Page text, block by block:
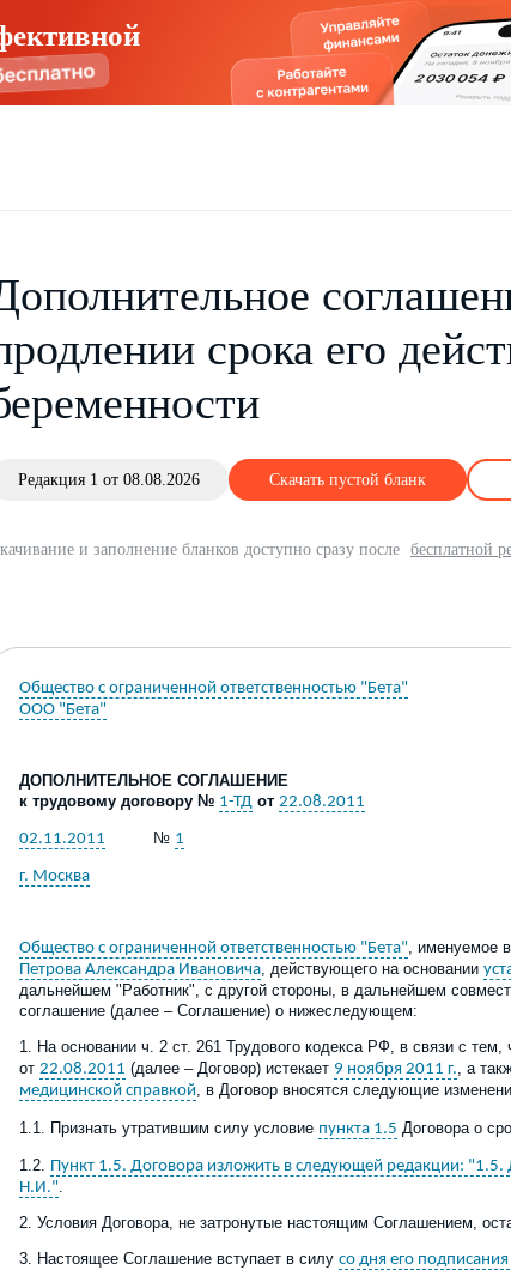
срока его
Редакция 1 от 08.08.2026 Скачать пустой бланк
и заполнение бланков доступно сразу после бесплатной
Общество с ограниченной ответственностью "Бета"
ООО "Бета"
ДОПОЛНИТЕЛЬНОЕ СОГЛАШЕНИЕ
к трудовому договору № 1-ТД от 22.08.2011
02.11.2011 № 1
г. Москва
Общество с ограниченной ответственностью "Бета" , именуемое
Петрова Александра Ивановича , действующего на основании
дальнейшем "Работник", с другой стороны, в дальнейшем
соглашение (далее – Соглашение) о нижеследующем:
1. На основании ч. 2 ст. 261 Трудового кодекса РФ, в связи с
от 22.08.2011 (далее – Договор) истекает 9 ноября 2011 г., а
медицинской справкой, в Договор вносятся следующие
1. 1. Признать утратившим силу условие пункта 1.5 Договора о
1. 2.
Пункт 1.5. Договора изложить в следующей редакции:
Н.И."
2. Условия Договора, не затронутые настоящим Соглашением,
3 . Настоящее Соглашение вступает в силу со дня его